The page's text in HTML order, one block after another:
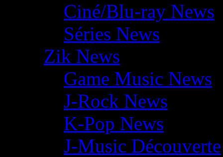
Ciné/Blu-ray News
Séries News
Zik News
Game Music News
J-Rock News
K-Pop News
J-Music Découverte